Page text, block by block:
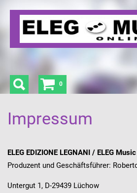
Impressum
ELEG EDIZIONE LEGNANI / ELEG
Produzent und Geschäftsführer:
Untergut 1, D-29439 Lüchow
0